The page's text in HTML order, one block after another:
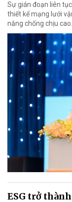
Sự gián đoạn liên
thiết kế mạng lưới
năng chống chịu cao.
ESG trở